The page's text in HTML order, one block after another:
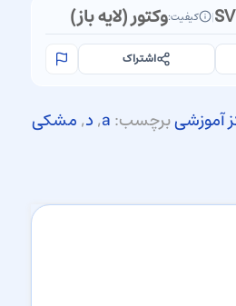
| کیفیت:وکتور (لایه باز)
اشتراک
آموزشیبرچسب:a
,د,مشکی